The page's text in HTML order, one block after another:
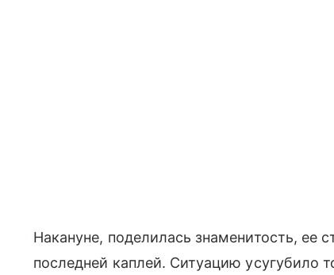
Накануне, поделилась знаменитость, ее
последней каплей. Ситуацию усугубило